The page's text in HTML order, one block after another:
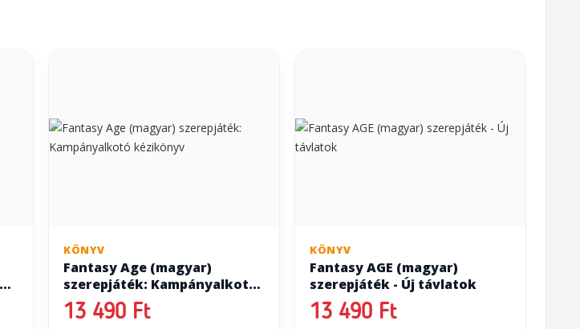
KÖNYV
Fantasy Age (magyar)
szerepjáték: Kampányalkotó
kézikönyv
13 490 Ft
KÖNYV
Fantasy AGE (magyar)
szerepjáték - Új távlatok
13 490 Ft